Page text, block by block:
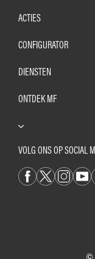
ACTIES
CONFIGURATOR
DIENSTEN
ONTDEK MF
VOLG ONS OP SOCIAL
©